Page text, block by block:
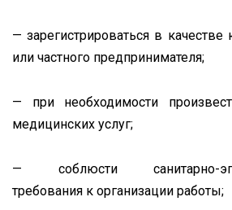
— зарегистрироваться в
или частного предпринимателя;
— при необходимости
медицинских услуг;
— соблюсти санитарно-
требования к организации работы;